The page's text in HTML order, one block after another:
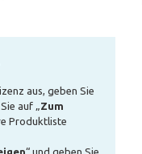
aus, geben Sie
auf „Zum
Produktliste
“ und geben Sie